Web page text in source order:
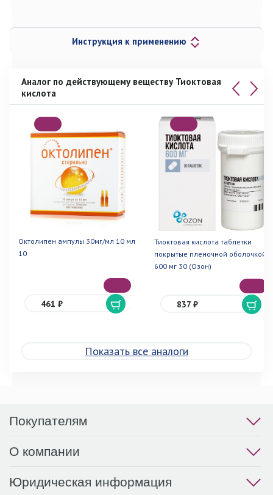
Инструкция к применению
Аналог по действующему веществу Тиоктовая
кислота
Октолипен ампулы 30мг/мл 10 мл
10
461 ₽
Тиоктовая кислота таблетки
покрытые пленочной оболочкой
600 мг 30 (Озон)
837 ₽
Показать все аналоги
Покупателям
О компании
Юридическая информация